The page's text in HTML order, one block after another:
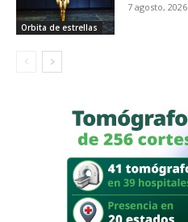
Orbita de estrellas
7 agosto, 2026